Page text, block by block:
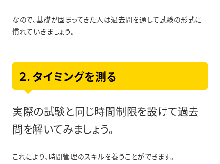
なので、基礎が固まってきた人は過去問を通して試験の形式に
慣れていきましょう。
２．タイミングを測る
実際の試験と同じ時間制限を設けて過去
問を解いてみましょう。
これにより、時間管理のスキルを養うことができます。